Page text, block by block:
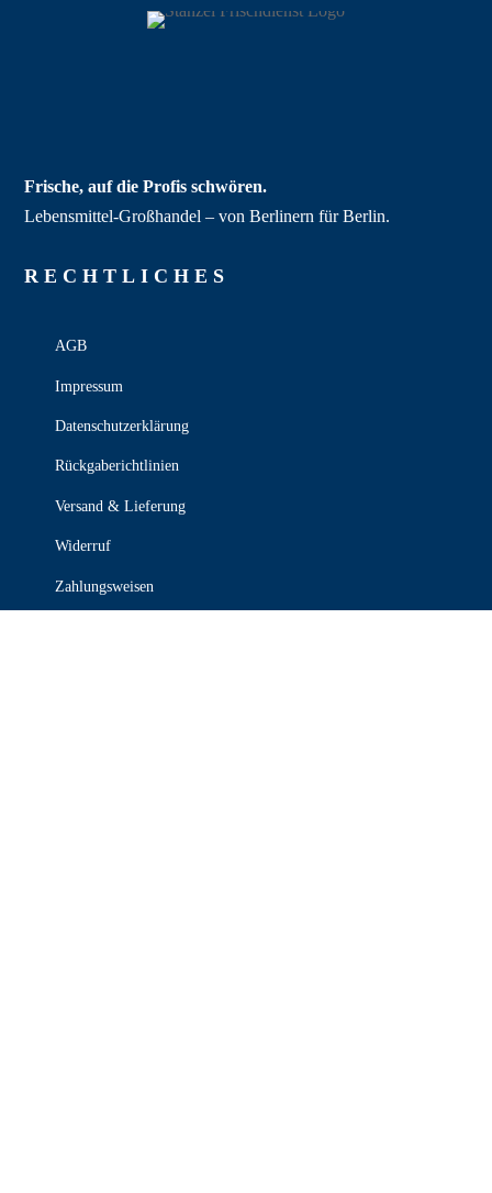
Frische, auf die Profis schwören.
Lebensmittel‑Großhandel – von Berlinern für Berlin.
RECHT­LICHES
AGB
Impressum
Datenschutzerklärung
Rückgaberichtlinien
Versand & Lieferung
Widerruf
Zahlungsweisen